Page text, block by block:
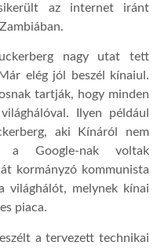
az internet iránt
nagy utat tett
elég jól beszél kínaiul.
tartják, hogy minden
Ilyen például
aki Kínáról nem
a Google-nak voltak
kormányzó kommunista
világhálót, melynek kínai
piaca.
a tervezett technikai